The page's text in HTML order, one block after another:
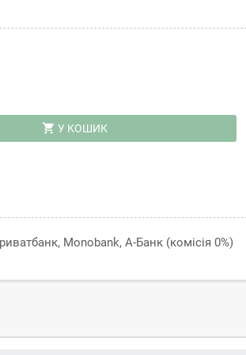
shopping_cart У КОШИК
Monobank, А-Банк (комісія 0%)